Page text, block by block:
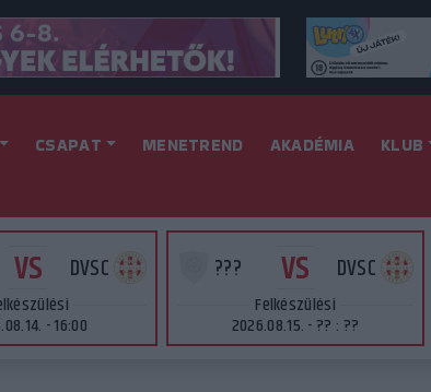
CSAPAT MENETREND AKADÉMIA KLUB
VS DVSC
- 16:00
??? VS DVSC
Felkészülési
2026.08.15. - ?? : ??